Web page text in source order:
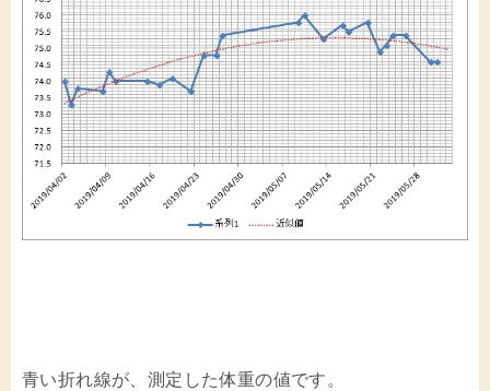
青い折れ線が、測定した体重の値です。